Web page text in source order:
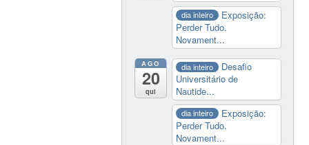
dia inteiro
Exposição:
Perder Tudo.
Novament...
AGO
20
qui
dia inteiro
Desafio
Universitário de
Nautide...
dia inteiro
Exposição:
Perder Tudo.
Novament...